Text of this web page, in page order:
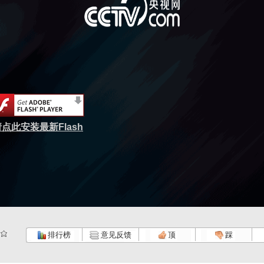
点此安装最新Flash
排行榜 意见反馈 顶 踩